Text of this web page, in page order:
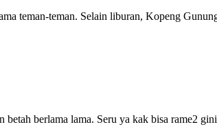
teman-teman. Selain liburan, Kopeng
betah berlama lama. Seru ya kak bisa rame2 gini